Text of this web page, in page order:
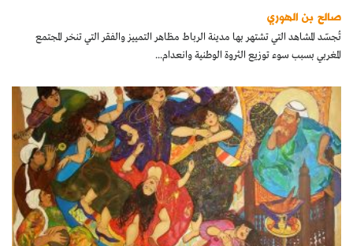
صالح بن الهوري
تُجسّد المشاهد التي تشتهر بها مدينة الرباط مظاهر التمييز والفقر التي تنخر المجتمع
المغربي بسبب سوء توزيع الثروة الوطنية وانعدام...